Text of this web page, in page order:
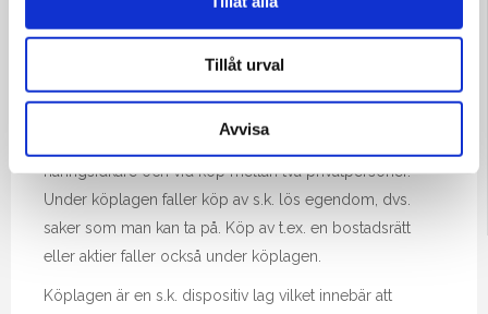
Tillåt urval
Avvisa
skuldebrevslagen (1936:81) om köp av fordringar.
näringsidkare och vid köp mellan två privatpersoner.
Under köplagen faller köp av s.k. lös egendom, dvs.
saker som man kan ta på. Köp av t.ex. en bostadsrätt
eller aktier faller också under köplagen.
Köplagen är en s.k. dispositiv lag vilket innebär att